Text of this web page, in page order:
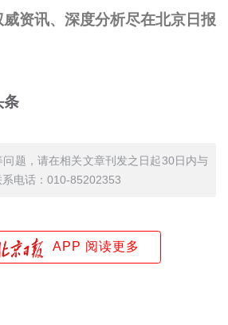
资讯、深度分析尽在北京日报
条
题，请在相关文章刊发之日起30日内与
电话：010-85202353
APP 阅读更多